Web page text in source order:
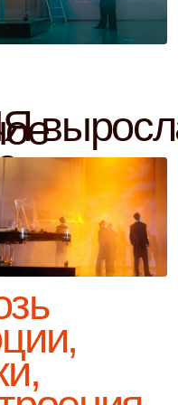
не только
встречи,
музыкантами в
превратить
в живой,